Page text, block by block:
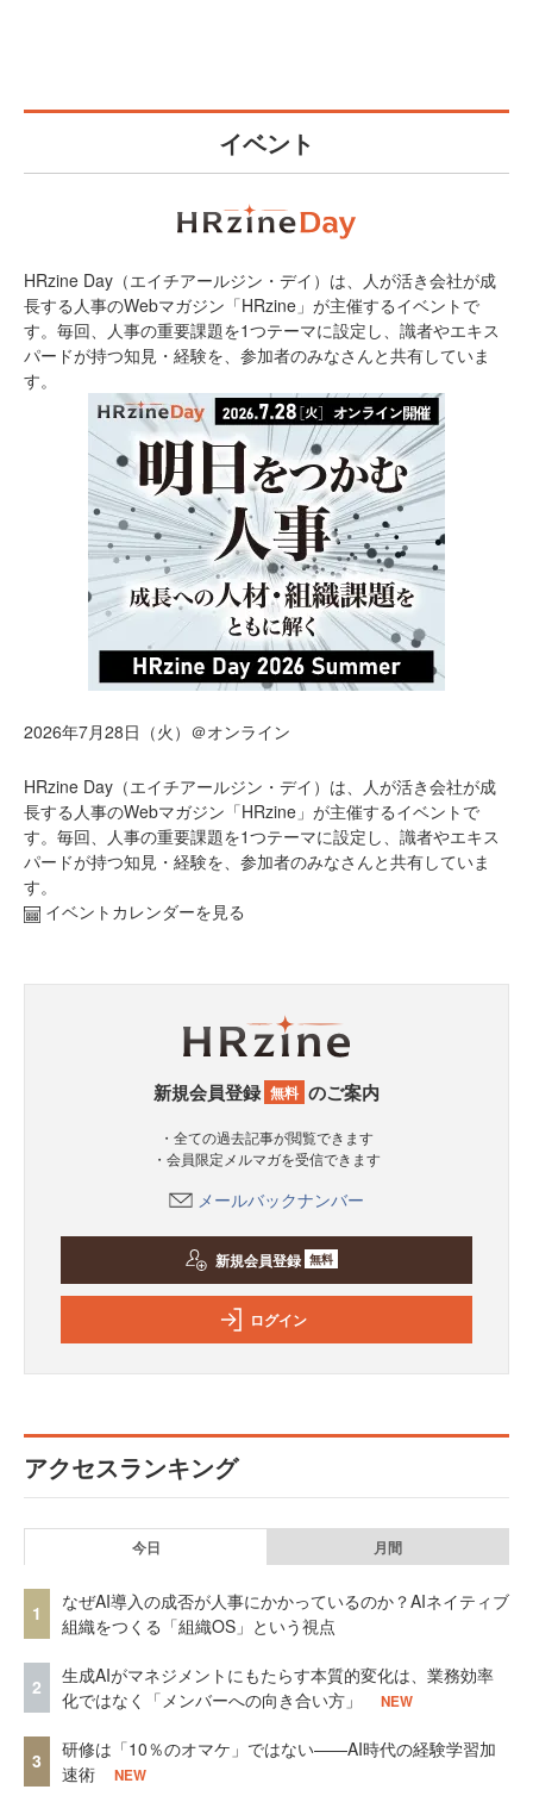
イベント
HRzine Day（エイチアールジン・デイ）は、人が活き会社が成
長する人事のWebマガジン「HRzine」が主催するイベントで
す。毎回、人事の重要課題を1つテーマに設定し、識者やエキス
パードが持つ知見・経験を、参加者のみなさんと共有していま
す。
2026年7月28日（火）＠オンライン
HRzine Day（エイチアールジン・デイ）は、人が活き会社が成
長する人事のWebマガジン「HRzine」が主催するイベントで
す。毎回、人事の重要課題を1つテーマに設定し、識者やエキス
パードが持つ知見・経験を、参加者のみなさんと共有していま
す。
イベントカレンダーを見る
新規会員登録 無料 のご案内
・全ての過去記事が閲覧できます
・会員限定メルマガを受信できます
メールバックナンバー
新規会員登録 無料
ログイン
アクセスランキング
今日 月間
1
なぜAI導入の成否が人事にかかっているのか？AIネイティブ
組織をつくる「組織OS」という視点
2
生成AIがマネジメントにもたらす本質的変化は、業務効率
化ではなく「メンバーへの向き合い方」
NEW
3
研修は「10％のオマケ」ではない——AI時代の経験学習加
速術
NEW